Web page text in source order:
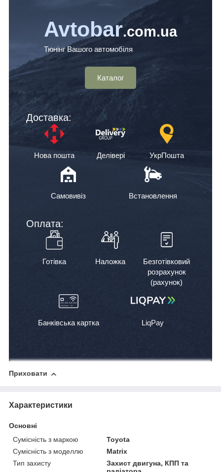
Avtobar.com.ua
Тюнінг Вашого автомобіля
Каталог
Доставка:
Нова пошта Делівері УкрПошта
Самовивіз Встановлення
Оплата:
Готівка Наложка
Безготівковий
розрахунок
(рахунок)
Банківська картка LiqPay
Приховати
Характеристики
Основні
Сумісність з маркою
Toyota
Сумісність з моделлю
Matrix
Тип захисту
Захист двигуна, КПП та